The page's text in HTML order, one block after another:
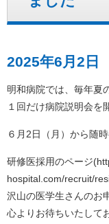
2025年6月2日
明和病院では、毎年夏
１回だけ病院説明会を
６月2日（月）から随
研修医採用のページ
hospital.com/recruit/
沢山の医学生さんのお
心よりお待ちいたして